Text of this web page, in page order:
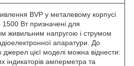
BVP у металевому корпусі
Вт призначені для
живильним напругою і струмом
апаратури. До
джерел цієї моделі можна віднести:
індикаторів амперметра та